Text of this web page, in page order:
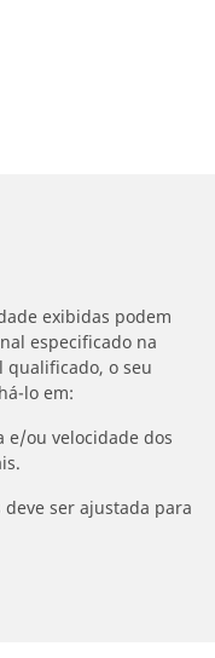
exibidas podem
especificado na
qualificado, o seu
lo em:
e/ou velocidade dos
ser ajustada para